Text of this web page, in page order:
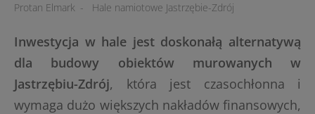
Protan Elmark - Hale namiotowe Jastrzębie-Zdrój
Inwestycja w hale jest doskonałą alternatywą
dla budowy obiektów murowanych w
Jastrzębiu-Zdrój, która jest czasochłonna i
wymaga dużo większych nakładów finansowych,